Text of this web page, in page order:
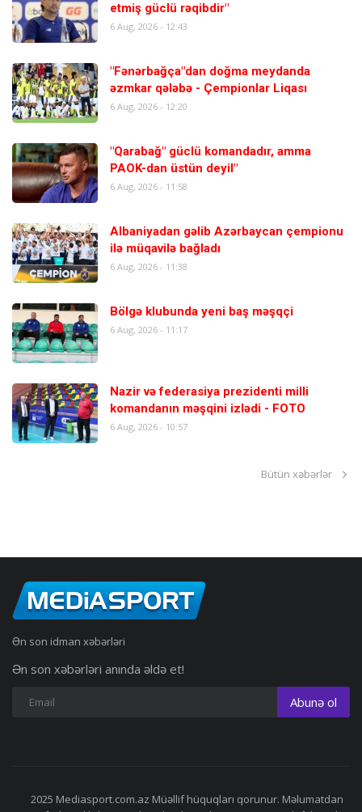
etmiş güclü rəqibdir"
6 Aug, 2026 - 12:43
"Fənərbağça"dan doğma meydanda
əzmkar qələbə - Çempionlar Liqası
6 Aug, 2026 - 12:20
"Qarabağ" güclü komandadır, amma
PAOK-dan üstün deyil"
6 Aug, 2026 - 11:58
Albaniyadan gəlib Azərbaycan çempionu
ilə müqavilə bağladı
6 Aug, 2026 - 11:38
Bölgə klubunda yeni baş məşqçi
6 Aug, 2026 - 11:17
Nazir və federasiya prezidenti milli
komandanın məşqini izlədi - FOTO
6 Aug, 2026 - 10:57
Bütün xəbərlər
Ən son idman xəbərləri
Ən son xəbərləri anında əldə et!
Abunə ol
2025 Mediasport.com.az Müəllif hüquqları qorunur. Məlumatdan